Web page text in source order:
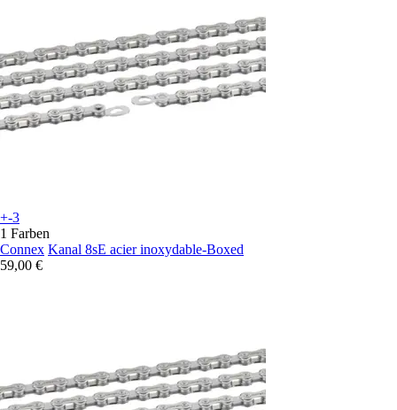
+-3
1 Farben
Connex Kanal 8sE acier inoxydable-Boxed
59,00 €